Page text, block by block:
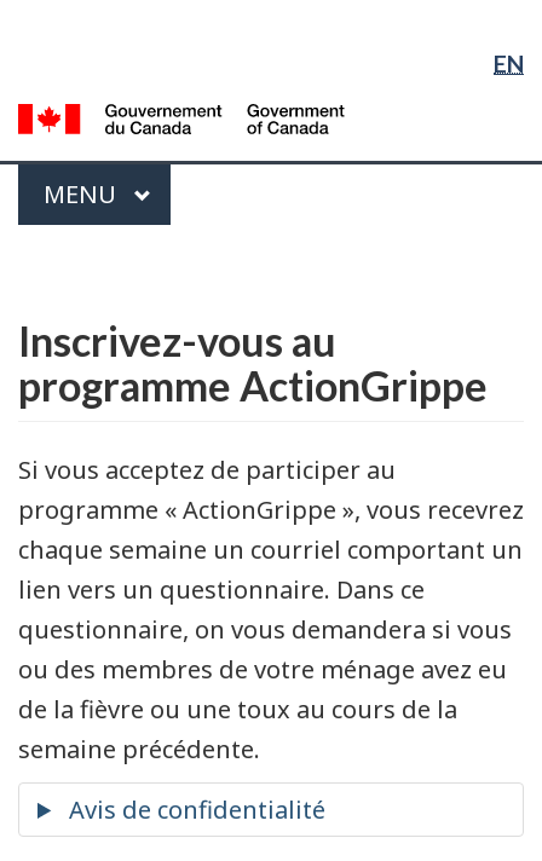
principal
propos
du
gouvernement »
version
HTML
simplifiée
la
langue
EN
Menu
PRINCIPAL
MENU
Inscrivez-vous au
programme ActionGrippe
Si vous acceptez de participer au
programme « ActionGrippe », vous recevrez
chaque semaine un courriel comportant un
lien vers un questionnaire. Dans ce
questionnaire, on vous demandera si vous
ou des membres de votre ménage avez eu
de la fièvre ou une toux au cours de la
semaine précédente.